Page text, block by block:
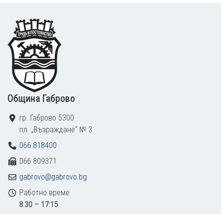
Footer
Община Габрово
гр. Габрово 5300
пл. „Възраждане“ № 3
066 818400
066 809371
gabrovo@gabrovo.bg
Работно време
8:30 – 17:15